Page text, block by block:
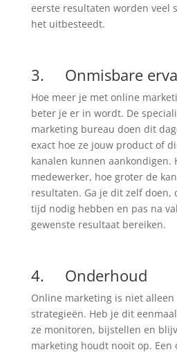
eerste resultaten worden veel
het uitbesteedt.
3. Onmisbare
Hoe meer je met online
beter je er in wordt. De
marketing bureau doen dit
exact hoe ze jouw product of
kanalen kunnen aankondigen.
medewerker, hoe groter de
resultaten. Ga je dit zelf doen,
tijd nodig hebben en pas na
gewenste resultaat bereiken.
4. Onderhoud
Online marketing is niet
strategieën. Heb je dit
ze monitoren, bijstellen en
marketing houdt nooit op. Een